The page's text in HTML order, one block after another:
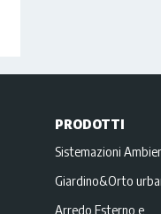
PRODOTTI
Sistemazioni
Giardino&Orto
Arredo Esterno e